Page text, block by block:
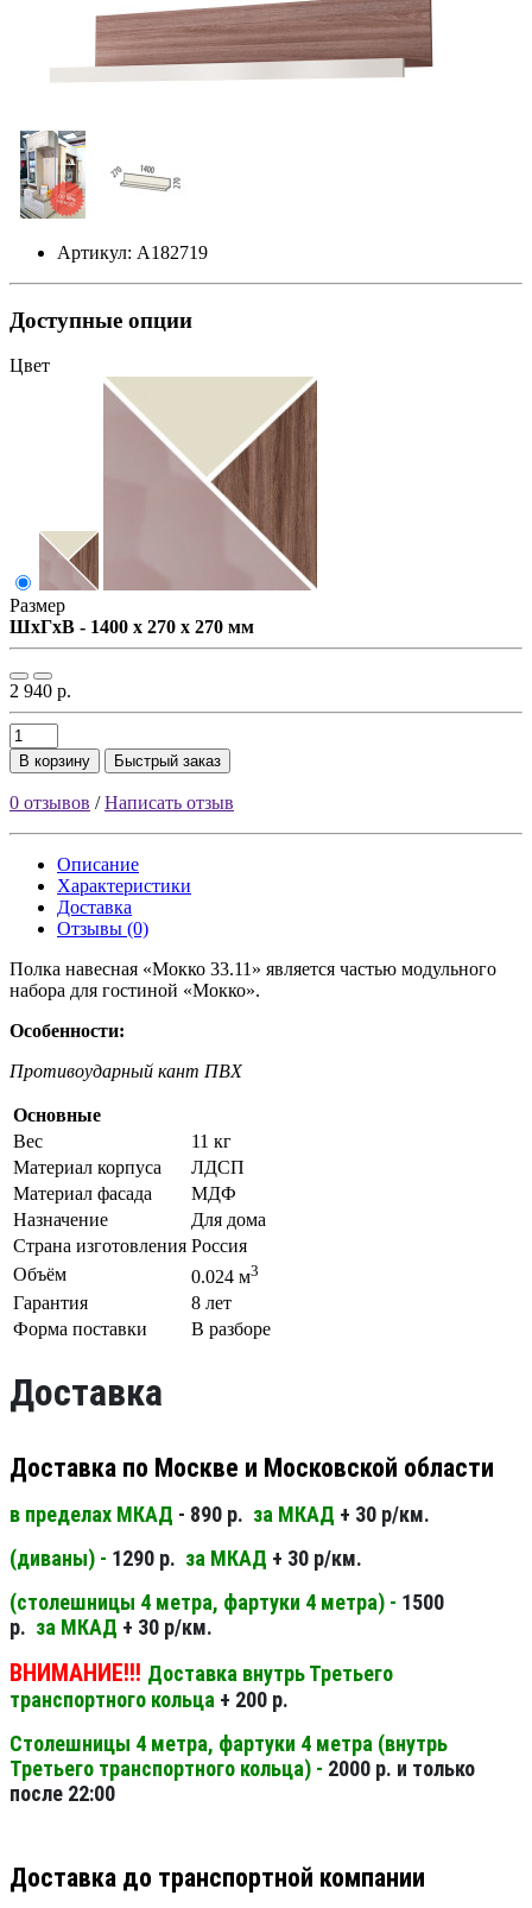
Артикул: А182719
Доступные опции
Цвет
Размер
ШxГxВ - 1400 x 270 x 270 мм
2 940 р.
В корзину Быстрый заказ
0 отзывов /Написать отзыв
Описание
Характеристики
Доставка
Отзывы (0)
Полка навесная «Мокко 33.11» является частью модульного
набора для гостиной «Мокко».
Особенности:
Противоударный кант ПВХ
Основные
Вес
11 кг
Материал корпуса
ЛДСП
Материал фасада
МДФ
Назначение
Для дома
Страна изготовления Россия
Объём
0.024 м3
Гарантия
8 лет
Форма поставки
В разборе
Доставка
Доставка по Москве и Московской области
в пределах МКАД - 890 р. за МКАД + 30 р/км.
(диваны) - 1290 р. за МКАД + 30 р/км.
(столешницы 4 метра, фартуки 4 метра) - 1500
р. за МКАД + 30 р/км.
ВНИМАНИЕ!!! Доставка внутрь Третьего
транспортного кольца + 200 р.
Столешницы 4 метра, фартуки 4 метра (внутрь
Третьего транспортного кольца) - 2000 р. и только
после 22:00
Доставка до транспортной компании